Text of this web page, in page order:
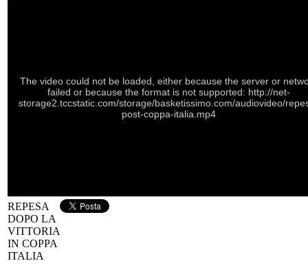
The video could not be loaded, either because the server or
failed or because the format is not supported: http://net-
storage2.tccstatic.com/storage/basketissimo.com/audiovideo/
post-coppa-italia.mp4
REPESA
DOPO LA
VITTORIA
IN COPPA
ITALIA